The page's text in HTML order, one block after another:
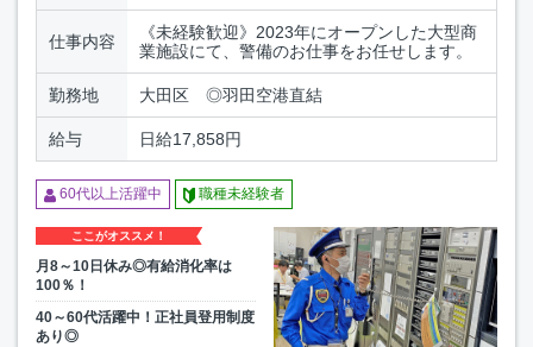
仕事内容
《未経験歓迎》2023年にオープンした大型商
業施設にて、警備のお仕事をお任せします。
勤務地 大田区 ◎羽田空港直結
給与 日給17,858円
60代以上活躍中 職種未経験者
ここがオススメ！
月8～10日休み◎有給消化率は
100％！
40～60代活躍中！正社員登用制度
あり◎